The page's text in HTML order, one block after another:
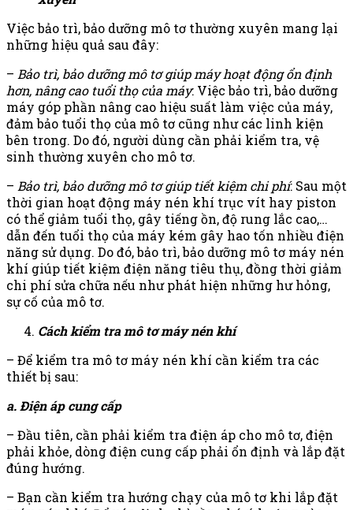
Việc bảo trì, bảo dưỡng mô tơ thường xuyên mang lại
những hiệu quả sau đây:
– Bảo trì, bảo dưỡng mô tơ giúp máy hoạt động ổn định
hơn, nâng cao tuổi thọ của máy: Việc bảo trì, bảo dưỡng
máy góp phần nâng cao hiệu suất làm việc của máy,
đảm bảo tuổi thọ của mô tơ cũng như các linh kiện
bên trong. Do đó, người dùng cần phải kiểm tra, vệ
sinh thường xuyên cho mô tơ.
– Bảo trì, bảo dưỡng mô tơ giúp tiết kiệm chi phí: Sau một
thời gian hoạt động máy nén khí trục vít hay piston
có thể giảm tuổi thọ, gây tiếng ồn, độ rung lắc cao,…
dẫn đến tuổi thọ của máy kém gây hao tốn nhiều điện
năng sử dụng. Do đó, bảo trì, bảo dưỡng mô tơ máy nén
khí giúp tiết kiệm điện năng tiêu thụ, đồng thời giảm
chi phí sửa chữa nếu như phát hiện những hư hỏng,
sự cố của mô tơ.
Cách kiểm tra mô tơ máy nén khí
– Để kiểm tra mô tơ máy nén khí cần kiểm tra các
thiết bị sau:
a. Điện áp cung cấp
– Đầu tiên, cần phải kiểm tra điện áp cho mô tơ, điện
phải khỏe, dòng điện cung cấp phải ổn định và lắp đặt
đúng hướng.
– Bạn cần kiểm tra hướng chạy của mô tơ khi lắp đặt